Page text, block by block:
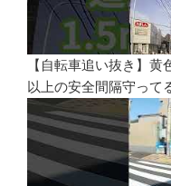
【自転車追い抜き】
以上の安全間隔守って